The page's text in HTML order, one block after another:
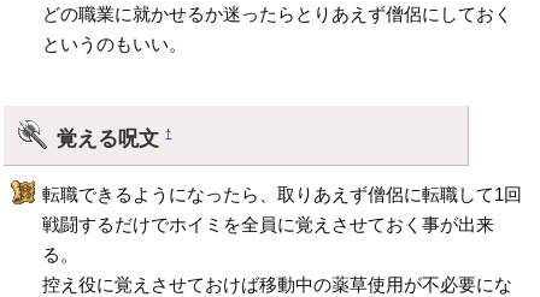
どの職業に就かせるか迷ったらとりあえず僧侶にしておく
というのもいい。
覚える呪文†
転職できるようになったら、取りあえず僧侶に転職して1回
戦闘するだけでホイミを全員に覚えさせておく事が出来
る。
控え役に覚えさせておけば移動中の薬草使用が不必要にな